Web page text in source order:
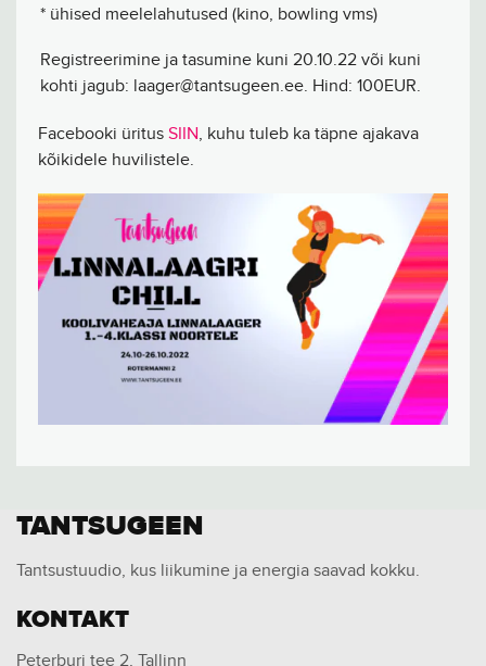
* ühised meelelahutused (kino, bowling vms)
Registreerimine ja tasumine kuni 20.10.22 või kuni
kohti jagub: laager@tantsugeen.ee. Hind: 100EUR.
Facebooki üritus SIIN, kuhu tuleb ka täpne ajakava
kõikidele huvilistele.
TANTSUGEEN
Tantsustuudio, kus liikumine ja energia saavad kokku.
KONTAKT
Peterburi tee 2, Tallinn